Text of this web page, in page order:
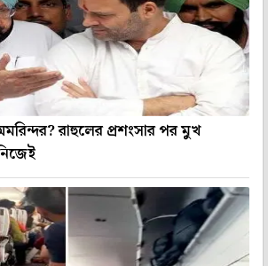
রাহুলের প্রশংসার পর মুখ